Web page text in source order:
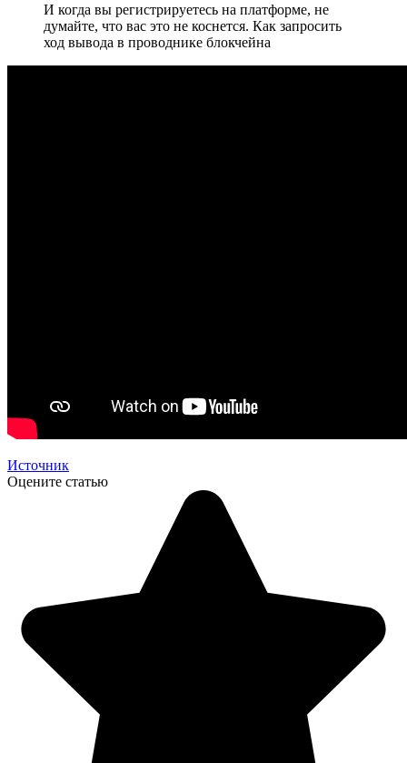
И когда вы регистрируетесь на платформе, не
думайте, что вас это не коснется. Как запросить
ход вывода в проводнике блокчейна
Источник
Оцените статью